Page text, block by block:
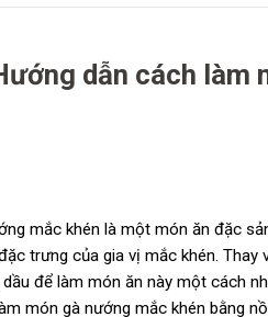
dẫn cách làm
mắc khén là một món ăn đặc
trưng của gia vị mắc khén. Thay
để làm món ăn này một cách
món gà nướng mắc khén bằng